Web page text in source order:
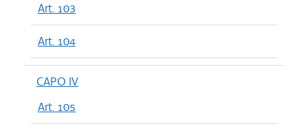
Art. 103
Art. 104
CAPO IV
Art. 105